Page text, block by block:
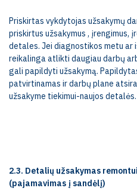
Priskirtas vykdytojas užsakymų
priskirtus užsakymus , įrengimus,
detales. Jei diagnostikos metu ar
reikalinga atlikti daugiau darbų
gali papildyti užsakymą.
patvirtinamas ir darbų plane
užsakyme tiekimui-naujos detalės.
2.3. Detalių užsakymas
(pajamavimas į sandėlį)